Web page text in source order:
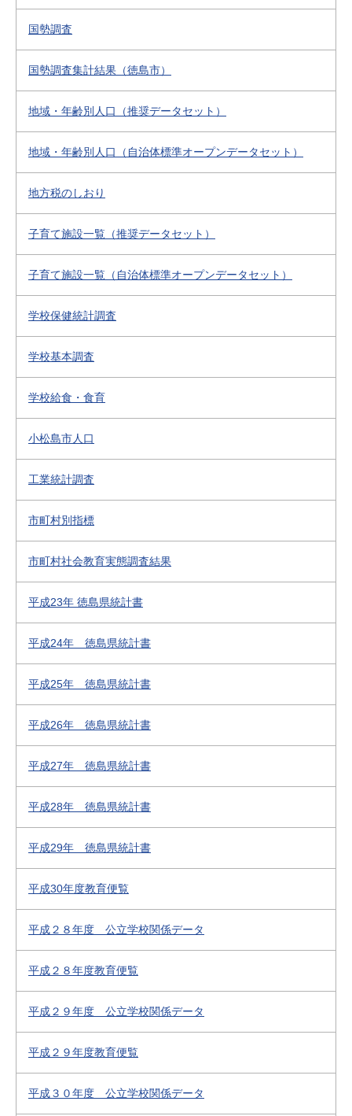
国勢調査
国勢調査集計結果（徳島市）
地域・年齢別人口（推奨データセット）
地域・年齢別人口（自治体標準オープンデータセット）
地方税のしおり
子育て施設一覧（推奨データセット）
子育て施設一覧（自治体標準オープンデータセット）
学校保健統計調査
学校基本調査
学校給食・食育
小松島市人口
工業統計調査
市町村別指標
市町村社会教育実態調査結果
平成23年 徳島県統計書
平成24年 徳島県統計書
平成25年 徳島県統計書
平成26年 徳島県統計書
平成27年 徳島県統計書
平成28年 徳島県統計書
平成29年 徳島県統計書
平成30年度教育便覧
平成２８年度 公立学校関係データ
平成２８年度教育便覧
平成２９年度 公立学校関係データ
平成２９年度教育便覧
平成３０年度 公立学校関係データ